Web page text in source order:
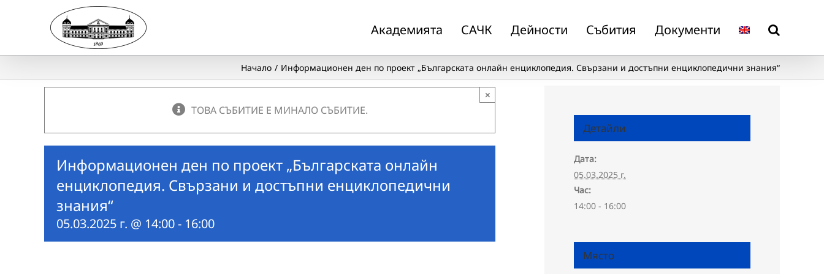
Академията САЧК Дейности Събития Документи
Начало Информационен ден по проект „Българската онлайн енциклопедия. Свързани и достъпни енциклопедични знания“
ТОВА СЪБИТИЕ Е МИНАЛО СЪБИТИЕ.
×
Информационен ден по проект „Българската онлайн
енциклопедия. Свързани и достъпни енциклопедични
знания“
05.03.2025 г. @ 14:00- 16:00
Детайли
Дата:
05.03.2025 г.
Час:
14:00 - 16:00
Място